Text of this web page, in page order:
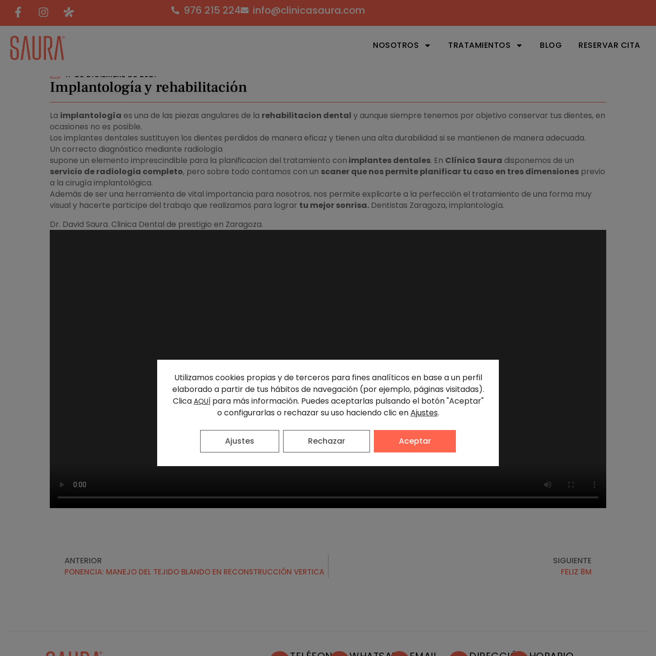
976 215 224 info@clinicasaura.com
NOSOTROS TRATAMIENTOS BLOG RESERVAR CITA
17 DE DICIEMBRE DE 2021
Implantología y rehabilitación
La implantología es una de las piezas angulares de la rehabilitacion dental y aunque siempre tenemos por objetivo conservar tus dientes, en
ocasiones no es posible.
Los implantes dentales sustituyen los dientes perdidos de manera eficaz y tienen una alta durabilidad si se mantienen de manera adecuada.
Un correcto diagnóstico mediante radiología
supone un elemento imprescindible para la planificacion del tratamiento con implantes dentales. En Clínica Saura disponemos de un
servicio de radiologia completo, pero sobre todo contamos con un scaner que nos permite planificar tu caso en tres dimensiones previo
a la cirugía implantológica.
Además de ser una herramienta de vital importancia para nosotros, nos permite explicarte a la perfección el tratamiento de una forma muy
visual y hacerte participe del trabajo que realizamos para lograr tu mejor sonrisa. Dentistas Zaragoza, implantología.
Dr. David Saura. Clinica Dental de prestigio en Zaragoza.
ANTERIOR
PONENCIA: MANEJO DEL TEJIDO BLANDO EN RECONSTRUCCIÓN VERTICA
SIGUIENTE
FELIZ 8M
Utilizamos cookies propias y de terceros para fines analíticos en base a un perfil
elaborado a partir de tus hábitos de navegación (por ejemplo, páginas visitadas).
Clica AQUÍpara más información. Puedes aceptarlas pulsando el botón "Aceptar"
o configurarlas o rechazar su uso haciendo clic enAjustes.
Aceptar
Rechazar
Ajustes